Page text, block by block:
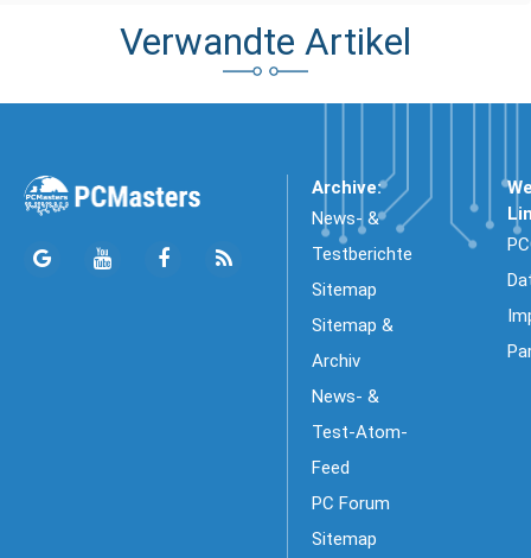
Verwandte Artikel
Archive:
News- &
Testberichte
Sitemap
Sitemap &
Archiv
News- &
Test-Atom-
Feed
PC Forum
Sitemap